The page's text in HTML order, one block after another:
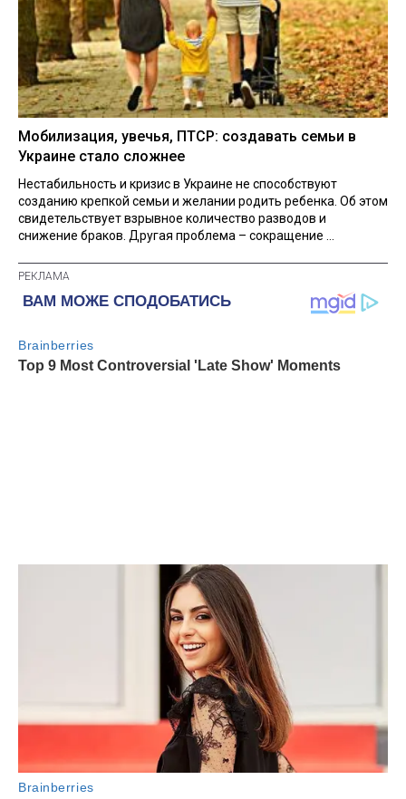
Мобилизация, увечья, ПТСР: создавать семьи в
Украине стало сложнее
Нестабильность и кризис в Украине не способствуют
созданию крепкой семьи и желании родить ребенка. Об этом
свидетельствует взрывное количество разводов и
снижение браков. Другая проблема – сокращение ...